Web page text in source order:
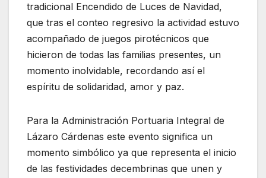
tradicional Encendido de Luces de Navidad,
que tras el conteo regresivo la actividad estuvo
acompañado de juegos pirotécnicos que
hicieron de todas las familias presentes, un
momento inolvidable, recordando así el
espíritu de solidaridad, amor y paz.
Para la Administración Portuaria Integral de
Lázaro Cárdenas este evento significa un
momento simbólico ya que representa el inicio
de las festividades decembrinas que unen y